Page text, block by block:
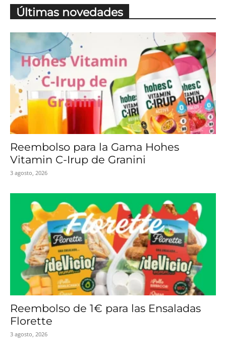
Últimas novedades
Reembolso para la Gama Hohes
Vitamin C-Irup de Granini
3 agosto, 2026
Reembolso de 1€ para las Ensaladas
Florette
3 agosto, 2026